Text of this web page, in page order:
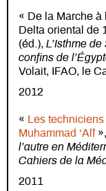
« De la Marche à
Delta oriental de
(éd.), L’Isthme
confins de
Volait, IFAO, le
2012
«
Les
Muhammad ‘Alî»,
l’autre en
Cahiers de la
2011